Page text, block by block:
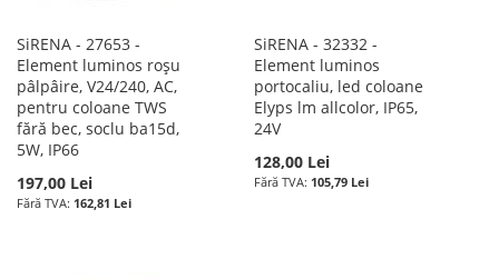
SiRENA - 27653 -
Element luminos roșu
pâlpâire, V24/240, AC,
pentru coloane TWS
fără bec, soclu ba15d,
5W, IP66
197,00 Lei
162,81 Lei
SiRENA - 32332 -
Element luminos
portocaliu, led coloane
Elyps lm allcolor, IP65,
24V
128,00 Lei
105,79 Lei